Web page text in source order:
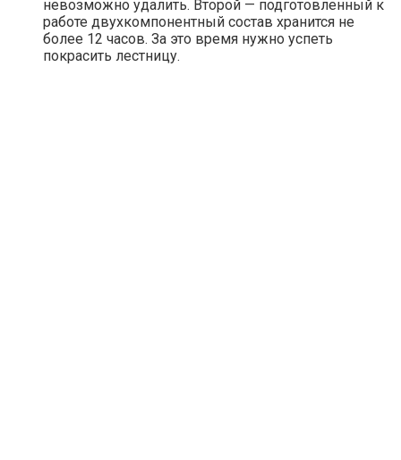
невозможно удалить. Второй — подготовленный к
работе двухкомпонентный состав хранится не
более 12 часов. За это время нужно успеть
покрасить лестницу.